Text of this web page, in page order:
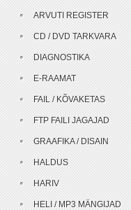
ARVUTI REGISTER
CD / DVD TARKVARA
DIAGNOSTIKA
E-RAAMAT
FAIL / KÕVAKETAS
FTP FAILI JAGAJAD
GRAAFIKA / DISAIN
HALDUS
HARIV
HELI / MP3 MÄNGIJAD